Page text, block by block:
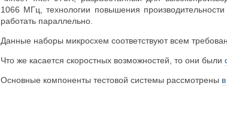
1066 МГц, технологии повышения
работать параллельно.
Данные наборы микросхем соответствуют всем
Что же касается скоростных возможностей, то они были
Основные компоненты тестовой системы рассмотрены